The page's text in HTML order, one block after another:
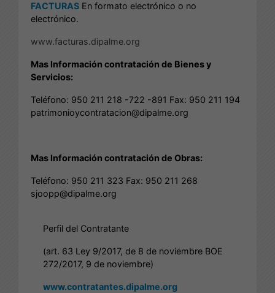
FACTURAS En formato electrónico o no
electrónico.
www.facturas.dipalme.org
Mas Información contratación de Bienes y
Servicios:
Teléfono: 950 211 218 -722 -891 Fax: 950 211 194
patrimonioycontratacion@dipalme.org
Mas Información contratación de Obras:
Teléfono: 950 211 323 Fax: 950 211 268
sjoopp@dipalme.org
Perfil del Contratante
(art. 63 Ley 9/2017, de 8 de noviembre BOE
272/2017, 9 de noviembre)
www.contratantes.dipalme.org